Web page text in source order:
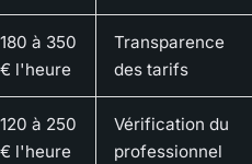
180 à 350
€ l'heure
Transparence
des tarifs
120 à 250
€ l'heure
Vérification du
professionnel